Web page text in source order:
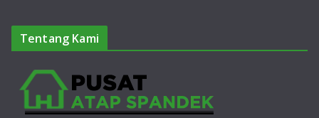
Tentang Kami